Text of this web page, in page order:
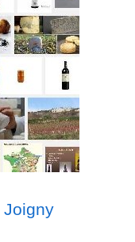
Joigny